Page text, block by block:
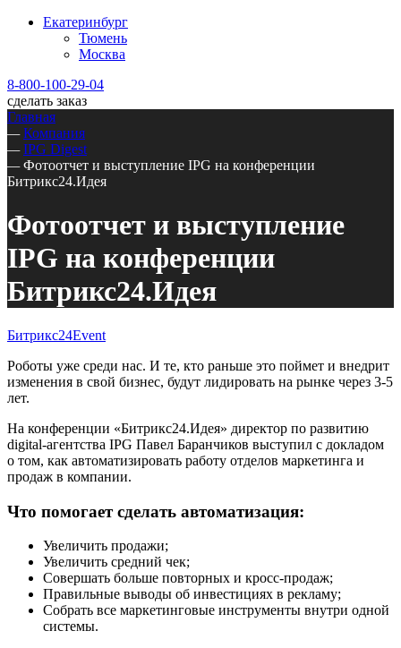
Екатеринбург
Тюмень
Москва
8-800-100-29-04
сделать заказ
Главная
— Компания
— IPG Digest
— Фотоотчет и выступление IPG на конференции
Битрикс24.Идея
Фотоотчет и выступление
IPG на конференции
Битрикс24.Идея
Битрикс24Event
Роботы уже среди нас. И те, кто раньше это поймет и внедрит
изменения в свой бизнес, будут лидировать на рынке через 3-5
лет.
На конференции «Битрикс24.Идея» директор по развитию
digital-агентства IPG Павел Баранчиков выступил с докладом
о том, как автоматизировать работу отделов маркетинга и
продаж в компании.
Что помогает сделать автоматизация:
Увеличить продажи;
Увеличить средний чек;
Совершать больше повторных и кросс-продаж;
Правильные выводы об инвестициях в рекламу;
Собрать все маркетинговые инструменты внутри одной
системы.